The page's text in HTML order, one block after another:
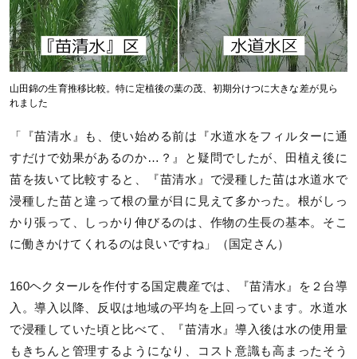
山田錦の生育推移比較。特に定植後の葉の茂、初期分けつに大きな差が見ら
れました
「『苗清水』も、使い始める前は『水道水をフィルターに通
すだけで効果があるのか…？』と疑問でしたが、田植え後に
苗を抜いて比較すると、『苗清水』で浸種した苗は水道水で
浸種した苗と違って根の量が目に見えて多かった。根がしっ
かり張って、しっかり伸びるのは、作物の生長の基本。そこ
に働きかけてくれるのは良いですね」（国定さん）
160ヘクタールを作付する国定農産では、『苗清水』を２台導
入。導入以降、反収は地域の平均を上回っています。水道水
で浸種していた頃と比べて、『苗清水』導入後は水の使用量
もきちんと管理するようになり、コスト意識も高まったそう